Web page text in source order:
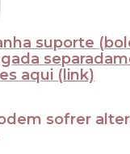
suporte
aqui (link)
sofrer